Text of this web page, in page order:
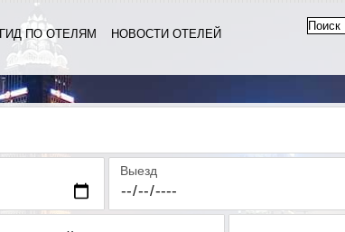
ГИД ПО ОТЕЛЯМ
НОВОСТИ ОТЕЛЕЙ
Выезд